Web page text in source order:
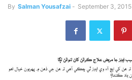
By Salman Yousafzai - September 3, 2015